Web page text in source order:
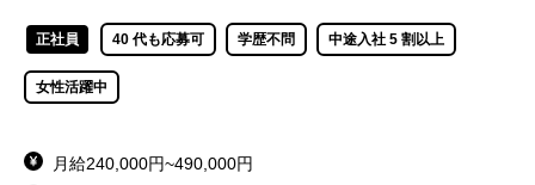
正社員 40 代も応募可 学歴不問 中途入社 5 割以上
女性活躍中
月給240,000円~490,000円